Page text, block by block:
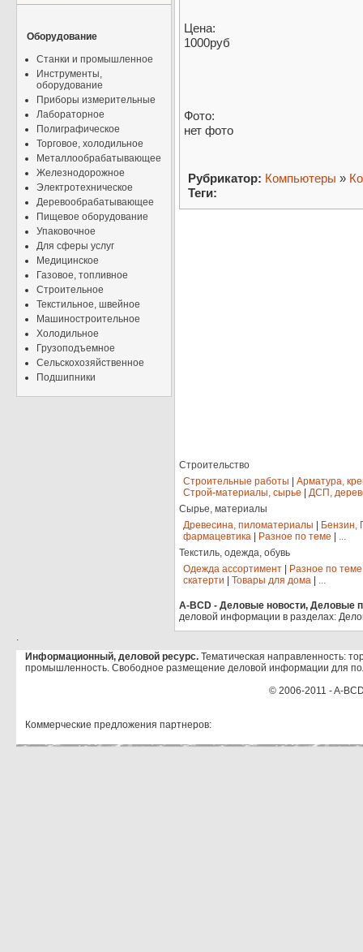
Оборудование
Станки и промышленное
Инструменты,
оборудование
Приборы измерительные
Лабораторное
Полиграфическое
Торговое, холодильное
Металлообрабатывающее
Железнодорожное
Электротехническое
Деревообрабатывающее
Пищевое оборудование
Упаковочное
Для сферы услуг
Медицинское
Газовое, топливное
Строительное
Текстильное, швейное
Машиностроительное
Холодильное
Грузоподъемное
Сельскохозяйственное
Подшипники
Цена:
1000руб
Фото:
нет фото
Рубрикатор: Компьютеры »
Теги:
Строительство
Строительные работы
Арматура,
Строй-материалы, сырье
ДСП,
Сырье, материалы
Древесина, пиломатериалы
Бензин,
фармацевтика
Разное по теме
...
Текстиль, одежда, обувь
Одежда ассортимент
Разное по теме
скатерти
Товары для дома ...
A-BCD - Деловые новости, Деловые
деловой информации в разделах:
.
Информационный, деловой ресурс. Тематическая направленность:
промышленность. Свободное размещение деловой информации для
© 2006-2011 - A-
Коммерческие предложения партнеров: